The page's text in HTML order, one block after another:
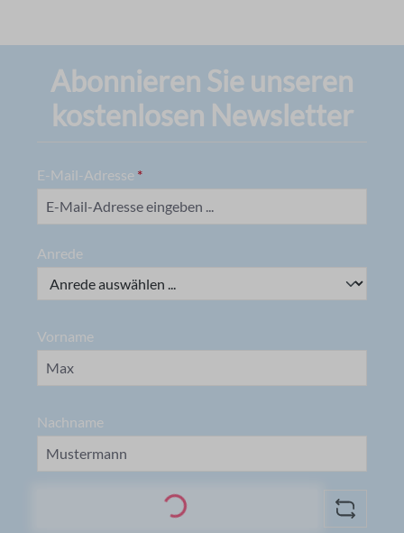
Abonnieren Sie unseren
kostenlosen Newsletter
E-Mail-Adresse *
Anrede
Vorname
Nachname
Loading...